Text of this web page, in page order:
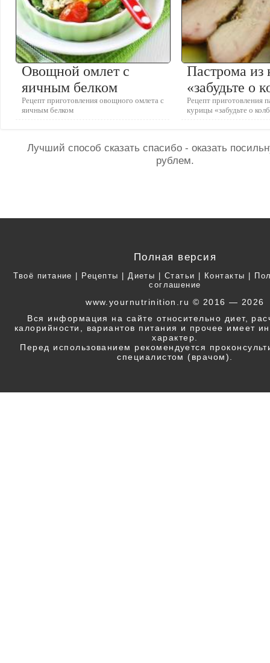
Овощной омлет с
яичным белком
Рецепт приготовления овощного омлета с
яичным белком
Пастрома из
«забудьте о
Рецепт приготовления
курицы «забудьте о
Лучший способ сказать спасибо - оказать
рублем.
Полная версия
Твоё питание Рецепты Диеты Статьи Контакты
соглашение
www.yournutrinition.ru © 2016 — 2026
Вся информация на сайте относительно диет,
калорийности, вариантов питания и прочее имеет
характер.
Перед использованием рекомендуется
специалистом (врачом).